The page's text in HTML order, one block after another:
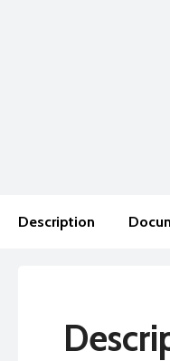
Description